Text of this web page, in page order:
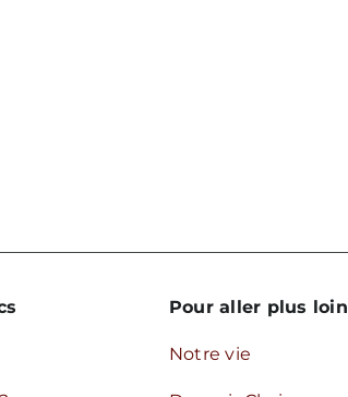
Pour aller plus loin
Notre vie